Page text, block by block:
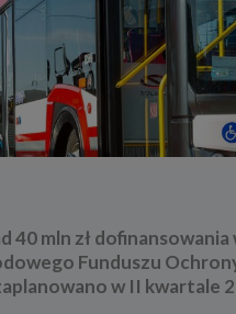
mln zł
Funduszu
w II kwartale